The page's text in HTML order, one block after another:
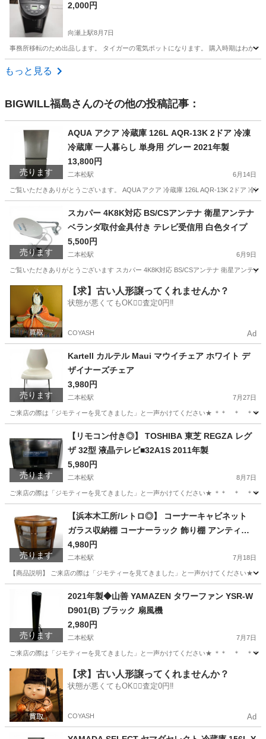
2,000円
向瀬上駅8月7日
事務所移転のため出品します。 タイガーの電気ポットになります。 購入時期はわか
福島 伊達市
もっと見る
BIGWILL福島さんのその他の投稿記事：
売ります
AQUA アクア 冷蔵庫 126L AQR-13K 2ドア 冷凍
冷蔵庫 一人暮らし 単身用 グレー 2021年製
13,800円
二本松駅 6月14日
ご覧いただきありがとうございます。 AQUA アクア 冷蔵庫 126L AQR-13K 2ドア 冷
二本松駅 キッチン家電
売ります
スカパー 4K8K対応 BS/CSアンテナ 衛星アンテナ
ベランダ取付金具付き テレビ受信用 白色タイプ
5,500円
二本松駅 6月9日
ご覧いただきありがとうございます スカパー 4K8K対応 BS/CSアンテナ 衛星アンテ
福島 二本松市 二本松駅 テレビ スカパー
【求】古い人形譲ってくれませんか？
状態が悪くてもOK🙆‍♀️査定0円‼️
COYASH Ad
売ります
Kartell カルテル Maui マウイチェア ホワイト デ
ザイナーズチェア
3,980円
二本松駅 7月27日
ご来店の際は「ジモティーを見てきました」と一声かけてください★ ＊＊ ＊ ＊＊
二本松駅 椅子
売ります
【リモコン付き◎】 TOSHIBA 東芝 REGZA レグ
ザ 32型 液晶テレビ■32A1S 2011年製
5,980円
二本松駅 8月7日
ご来店の際は「ジモティーを見てきました」と一声かけてください★ ＊＊ ＊ ＊＊
二本松駅 テレビ REGZA
売ります
【浜本木工所/レトロ◎】 コーナーキャビネット
ガラス収納棚 コーナーラック 飾り棚 アンティー
ク家具
4,980円
二本松駅 7月18日
【商品説明】 ご来店の際は「ジモティーを見てきました」と一声かけてください
二本松駅 収納家具 レトロ
売ります
2021年製◆山善 YAMAZEN タワーファン YSR-W
D901(B) ブラック 扇風機
2,980円
二本松駅 7月7日
ご来店の際は「ジモティーを見てきました」と一声かけてください★ ＊＊ ＊ ＊＊
福島 二本松市 二本松駅 季節、空調家電 YSR
【求】古い人形譲ってくれませんか？
状態が悪くてもOK🙆‍♀️査定0円‼️
COYASH Ad